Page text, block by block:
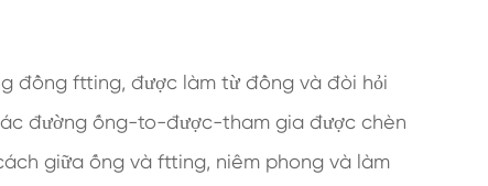
đồng ftting, được làm từ đồng và đòi hỏi
đường ống-to-được-tham gia được chèn
giữa ống và ftting, niêm phong và làm